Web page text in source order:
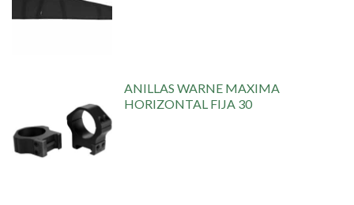
ANILLAS WARNE MAXIMA
HORIZONTAL FIJA 30